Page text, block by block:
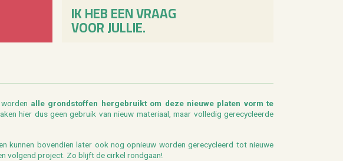
IK HEB EEN VRAAG
VOOR JULLIE.
alle grond­stof­fen her­ge­bruikt om deze nieu­we pla­ten vorm te
hier dus geen ge­bruik van nieuw ma­te­ri­aal, maar vol­le­dig ge­re­cy­cleer­de
kun­nen bo­ven­dien later ook nog op­nieuw wor­den ge­re­cy­cleerd tot nieu­we
vol­gend pro­ject. Zo blijft de cir­kel rond­gaan!